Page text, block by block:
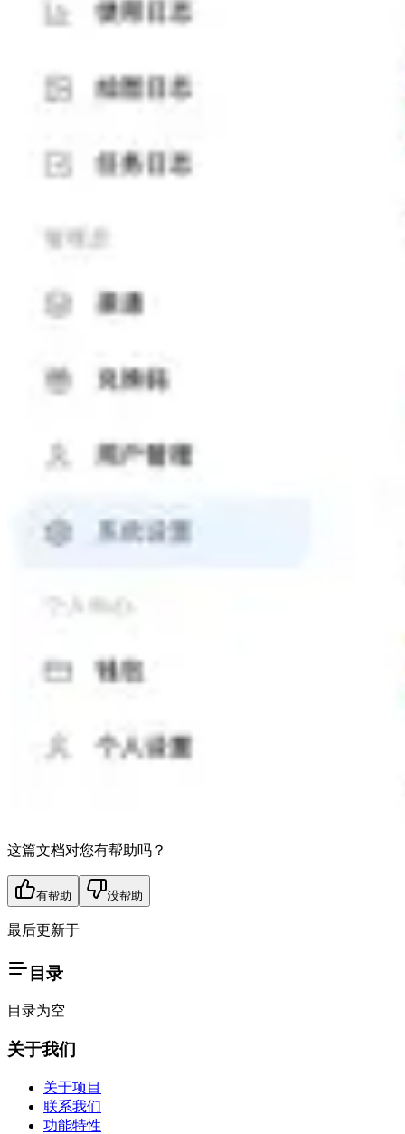
这篇文档对您有帮助吗？
有帮助 没帮助
最后更新于
目录
目录为空
关于我们
关于项目
联系我们
功能特性